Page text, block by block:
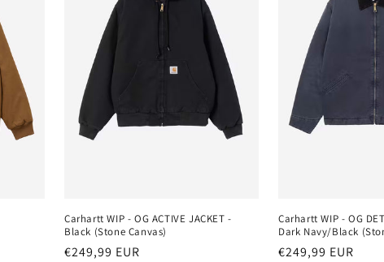
Carhartt WIP - OG ACTIVE JACKET -
Black (Stone Canvas)
Normaler
€249,99 EUR
Carhartt WIP - OG
Dark Navy/Black
Normaler
€249,99 EUR